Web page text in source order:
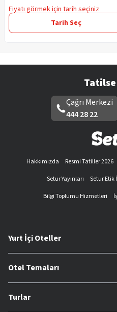
Fiyatı görmek için tarih seçiniz
Tarih Seç
Çağrı Merkezi
444 28 22
Hakkımızda Resmi Tatiller 2026
Setur Yayınları
Setur Etik
Bilgi Toplumu Hizmetleri
Yurt İçi Oteller
Otel Temaları
Turlar